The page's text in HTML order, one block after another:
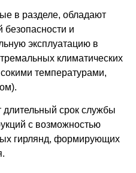
в разделе, обладают
и
эксплуатацию в
климатических
температурами,
длительный срок службы
с возможностью
гирлянд, формирующих